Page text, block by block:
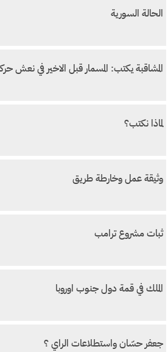
الحالة السورية
المشاقبة يكتب: المسمار قبل الاخير في نعش
لماذا نكتب؟
وثيقة عمل وخارطة طريق
ثبات مشروع ترامب
الملك في قمة دول جنوب اوروبا
جعفر حسّان واستطلاعات الراي ؟